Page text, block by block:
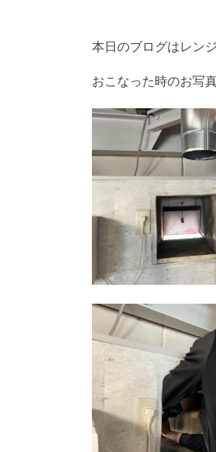
本日のブログはレン
おこなった時のお写